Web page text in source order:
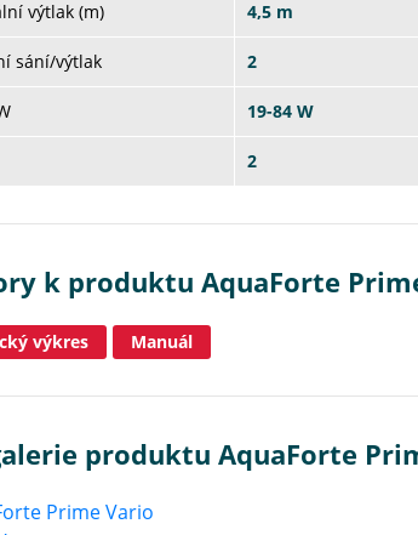
výtlak (m) 4,5 m
sání/výtlak 2
19-84 W
2
k produktu AquaForte
výkres Manuál
produktu AquaForte